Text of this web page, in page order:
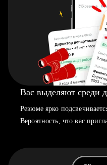
Вас выделяют среди
Резюме ярко
Вероятность, что вас